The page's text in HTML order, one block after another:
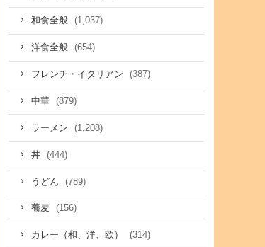
和食全般 (1,037)
洋食全般 (654)
フレンチ・イタリアン (387)
中華 (879)
ラーメン (1,208)
丼 (444)
うどん (789)
蕎麦 (156)
カレー（和、洋、欧） (314)